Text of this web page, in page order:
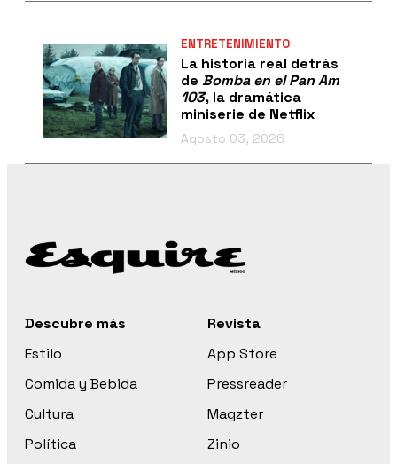
ENTRETENIMIENTO
La historia real detrás
de Bomba en el Pan Am
103, la dramática
miniserie de Netflix
Agosto 03, 2026
Descubre más
Estilo
Comida y Bebida
Cultura
Política
Revista
App Store
Pressreader
Magzter
Zinio